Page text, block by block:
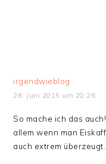
irgendwieblog
26. Juni 2015 um 20:26
So mache ich das
allem wenn man
auch extrem überzeugt.